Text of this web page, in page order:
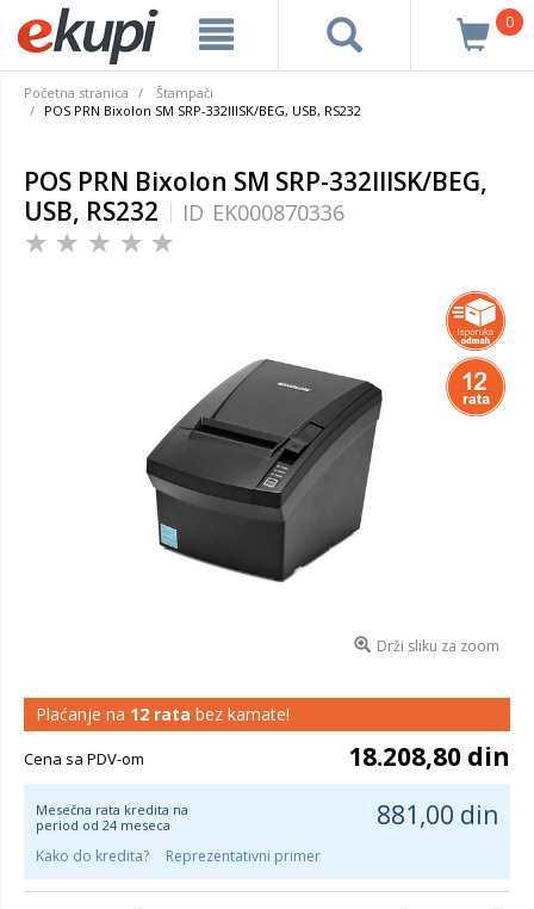
0
Početna stranica
Štampači
POS PRN Bixolon SM SRP-332IIISK/BEG, USB, RS232
POS PRN Bixolon SM SRP-332IIISK/BEG,
USB, RS232
ID EK000870336
Drži sliku za zoom
Plaćanje na 12 rata bez kamate!
Cena sa PDV-om 18.208,80 din
Mesečna rata kredita na
period od 24 meseca
881,00 din
Kako do kredita? Reprezentativni primer